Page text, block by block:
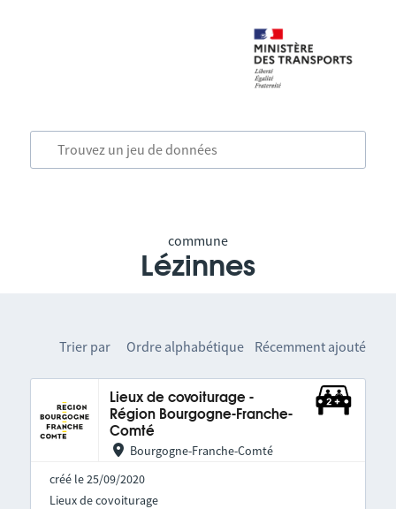
commune
Lézinnes
Trier par Ordre alphabétique Récemment ajouté
Lieux de covoiturage -
Région Bourgogne-Franche-
Comté
Bourgogne-Franche-Comté
créé le 25/09/2020
Lieux de covoiturage